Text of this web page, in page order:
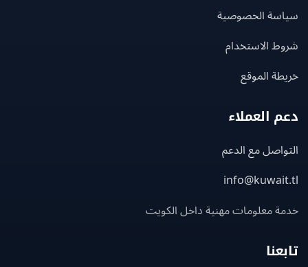
الخصوصية
الاستخدام
الموقع
العملاء
مع الدعم
معلومات مهنية داخل الكويت